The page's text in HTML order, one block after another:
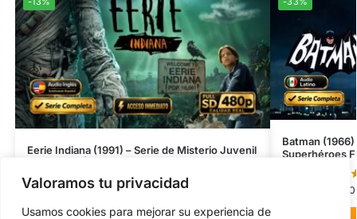
Valoramos tu privacidad
Usamos cookies para mejorar su experiencia de
Eerie Indiana (1991) – Serie de Misterio Juvenil
0- 0 reseñas
$8.00 $7.00
Batman
Superhéroes
15.00